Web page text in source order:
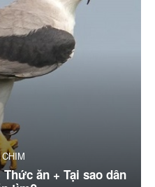
ăn + Tại sao dân